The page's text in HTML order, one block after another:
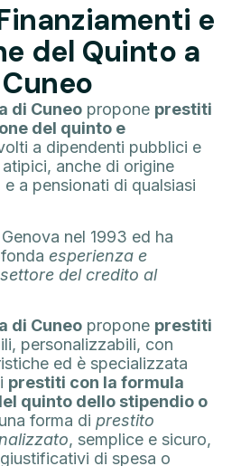
e
del Quinto a
Cuneo
di Cuneo propone prestiti
del quinto e
a dipendenti pubblici e
anche di origine
a pensionati di qualsiasi
nel 1993 ed ha
esperienza e
del credito al
di Cuneo propone prestiti
personalizzabili, con
ed è specializzata
prestiti con la formula
quinto dello stipendio o
forma di prestito
, semplice e sicuro,
di spesa o